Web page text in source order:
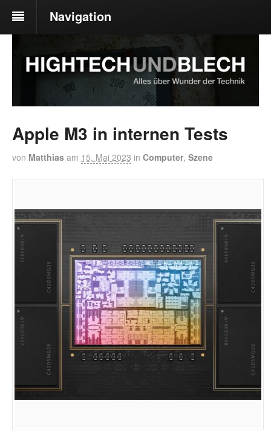
Navigation
Apple M3 in internen Tests
von Matthias am 15. Mai 2023 in Computer, Szene